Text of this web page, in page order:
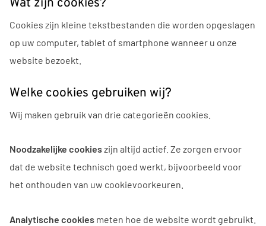
Cookies zijn kleine tekstbestanden die worden opgeslagen
op uw computer, tablet of smartphone wanneer u onze
website bezoekt.
Welke cookies gebruiken wij?
Wij maken gebruik van drie categorieën cookies.
Noodzakelijke cookieszijn altijd actief. Ze zorgen ervoor
dat de website technisch goed werkt, bijvoorbeeld voor
het onthouden van uw cookievoorkeuren.
Analytische cookies meten hoe de website wordt gebruikt.